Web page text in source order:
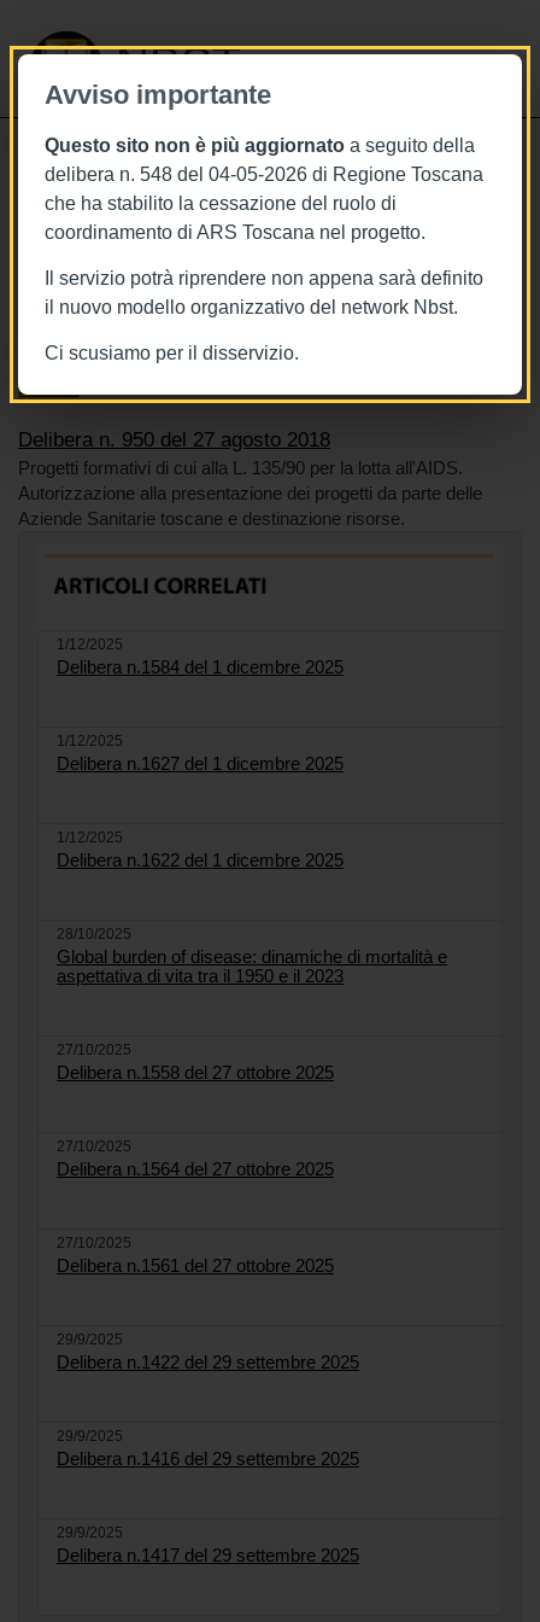
Avviso importante
Questo sito non è più aggiornato a seguito della
delibera n. 548 del 04-05-2026 di Regione Toscana
che ha stabilito la cessazione del ruolo di
coordinamento di ARS Toscana nel progetto.
Il servizio potrà riprendere non appena sarà definito
il nuovo modello organizzativo del network Nbst.
Ci scusiamo per il disservizio.
NBST
27/8/2018
Delibera n. 950 del 27 agosto 2018
Tags Malattie infettive
BURT Bollettino della regione toscana
Aids Hiv
Delibera n. 950 del 27 agosto 2018
Progetti formativi di cui alla L. 135/90 per la lotta all'AIDS.
Autorizzazione alla presentazione dei progetti da parte delle
Aziende Sanitarie toscane e destinazione risorse.
1/12/2025
Delibera n.1584 del 1 dicembre 2025
1/12/2025
Delibera n.1627 del 1 dicembre 2025
1/12/2025
Delibera n.1622 del 1 dicembre 2025
28/10/2025
Global burden of disease: dinamiche di mortalità e
aspettativa di vita tra il 1950 e il 2023
27/10/2025
Delibera n.1558 del 27 ottobre 2025
27/10/2025
Delibera n.1564 del 27 ottobre 2025
27/10/2025
Delibera n.1561 del 27 ottobre 2025
29/9/2025
Delibera n.1422 del 29 settembre 2025
29/9/2025
Delibera n.1416 del 29 settembre 2025
29/9/2025
Delibera n.1417 del 29 settembre 2025